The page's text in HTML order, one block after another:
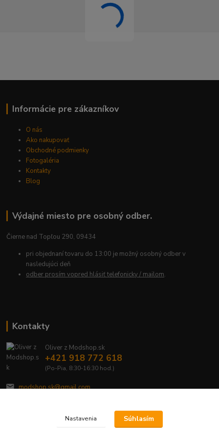
Informácie pre zákazníkov
O nás
Ako nakupovať
Obchodné podmienky
Fotogaléria
Kontakty
Blog
Výdajné miesto pre osobný odber.
Čierne nad Topľou 290, 09434
pri objednaní tovaru do 13:00 je možný osobný odber v
nasledujúci deň
odber prosím vopred hlásiť telefonicky / mailom.
Kontakty
Oliver z Modshop.sk
+421 918 772 618
(Po-Pia, 8:30-16:30 hod.)
modshop.sk@gmail.com
Nastavenia Súhlasím